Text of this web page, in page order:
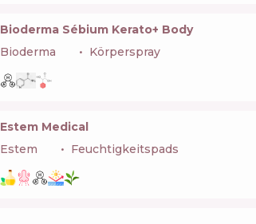
Bioderma Sébium Kerato+ Body
Bioderma
Körperspray
Estem Medical
Estem
Feuchtigkeitspads